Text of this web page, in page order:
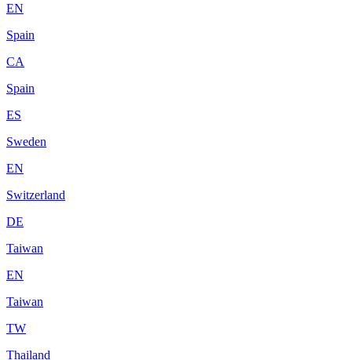
EN
Spain
CA
Spain
ES
Sweden
EN
Switzerland
DE
Taiwan
EN
Taiwan
TW
Thailand